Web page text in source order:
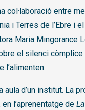
col·laboració entre
i Terres de l’Ebre i
Maria Mingorance
el silenci
l’alimenten.
aula d’un institut. La
l’aprenentatge de